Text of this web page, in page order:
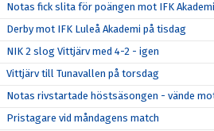
Notas fick slita för poängen mot IFK Akademi
Derby mot IFK Luleå Akademi på tisdag
NIK 2 slog Vittjärv med 4-2 - igen
Vittjärv till Tunavallen på torsdag
Notas rivstartade höstsäsongen - vände
Pristagare vid måndagens match